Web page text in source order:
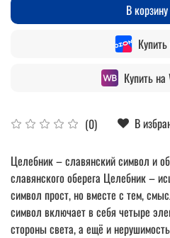
(0) В
В корзину
Купить
Целебник – славянский символ и
славянского оберега Целебник –
символ прост, но вместе с тем,
символ включает в себя четыре
стороны света, а ещё и